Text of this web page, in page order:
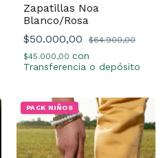
Zapatillas Noa
Blanco/Rosa
$50.000,00
$64.900,00
$45.000,00 con
Transferencia o depósito
PACK NIÑOS